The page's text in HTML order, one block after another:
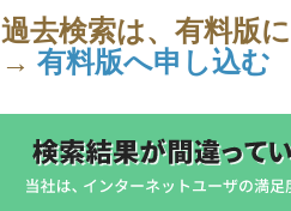
過去検索は、有料版
→ 有料版へ申し込む